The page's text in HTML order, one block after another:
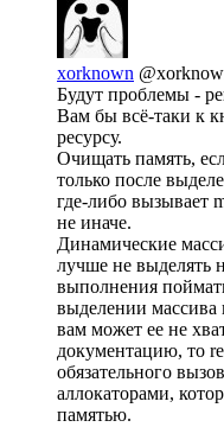
xorknown
Будут проблемы -
Вам бы всё-таки к
ресурсу.
Очищать память,
только после
где-либо вызывает
не иначе.
Динамические
лучше не выделять
выполнения
выделении массива
вам может ее не
документацию, то
обязательного
аллокаторами,
памятью.